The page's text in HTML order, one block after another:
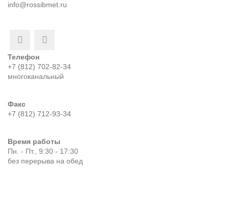
info@rossibmet.ru
Телефон
+7 (812) 702-82-34
многоканальный
Факс
+7 (812) 712-93-34
Время работы
Пн. - Пт., 9:30 - 17:30
без перерыва на обед